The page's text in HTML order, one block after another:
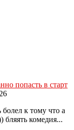
попасть в старт
к тому что а
бляять комедия...